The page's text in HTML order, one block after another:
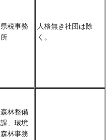
県税事務
所
人格無き社団は除
く。
森林整備
課、環境
森林事務